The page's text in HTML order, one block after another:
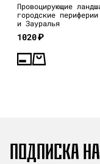
Провоцирующие
городские
и Зауралья
1020₽
ПОДПИСКА